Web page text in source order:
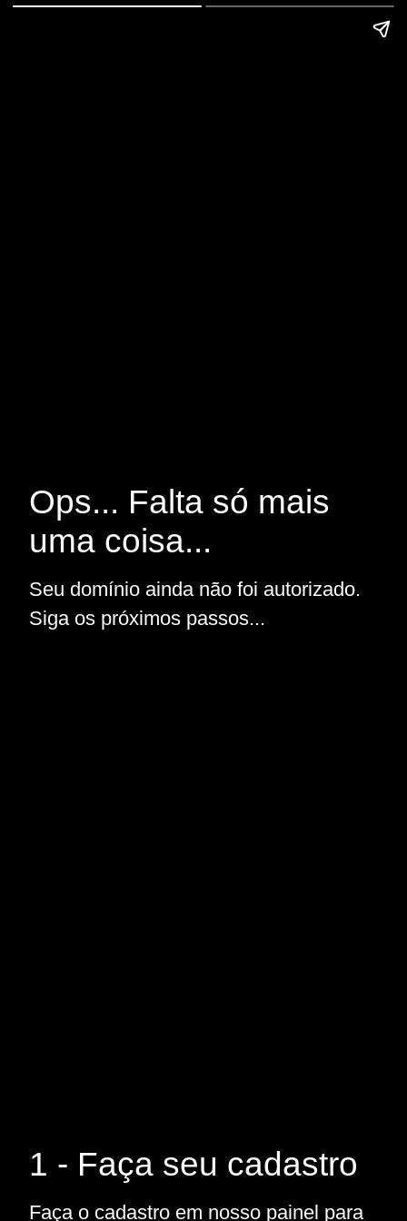
Ops... Falta só mais
uma coisa...
Seu domínio ainda não foi autorizado.
Siga os próximos passos...
1 - Faça seu cadastro
Faça o cadastro em nosso painel para